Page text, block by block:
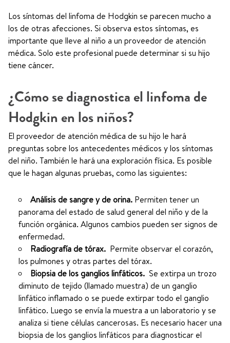
Los síntomas del linfoma de Hodgkin se parecen mucho a
los de otras afecciones. Si observa estos síntomas, es
importante que lleve al niño a un proveedor de atención
médica. Solo este profesional puede determinar si su hijo
tiene cáncer.
¿Cómo se diagnostica el linfoma de
Hodgkin en los niños?
El proveedor de atención médica de su hijo le hará
preguntas sobre los antecedentes médicos y los síntomas
del niño. También le hará una exploración física. Es posible
que le hagan algunas pruebas, como las siguientes:
Análisis de sangre y de orina. Permiten tener un
panorama del estado de salud general del niño y de la
función orgánica. Algunos cambios pueden ser signos de
enfermedad.
Radiografía de tórax. Permite observar el corazón,
los pulmones y otras partes del tórax.
Biopsia de los ganglios linfáticos. Se extirpa un trozo
diminuto de tejido (llamado muestra) de un ganglio
linfático inflamado o se puede extirpar todo el ganglio
linfático. Luego se envía la muestra a un laboratorio y se
analiza si tiene células cancerosas. Es necesario hacer una
biopsia de los ganglios linfáticos para diagnosticar el